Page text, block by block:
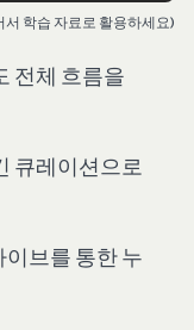
학습 자료로 활용하세요)
전체 흐름을
큐레이션으로
브를 통한 누